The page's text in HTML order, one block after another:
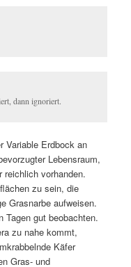
dann ignoriert.
Variable Erdbock an
Lebensraum,
reichlich vorhanden.
zu sein, die
Grasnarbe aufweisen.
Tagen gut beobachten.
zu nahe kommt,
Käfer
Gras- und